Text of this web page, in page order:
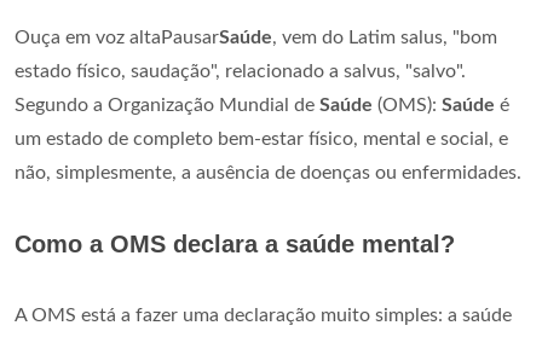
Ouça em voz altaPausarSaúde, vem do Latim salus, "bom
estado físico, saudação", relacionado a salvus, "salvo".
Segundo a Organização Mundial de Saúde (OMS): Saúde é
um estado de completo bem-estar físico, mental e social, e
não, simplesmente, a ausência de doenças ou enfermidades.
Como a OMS declara a saúde mental?
A OMS está a fazer uma declaração muito simples: a saúde